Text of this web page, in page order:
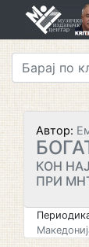
Автор:
КОН
ПРИ